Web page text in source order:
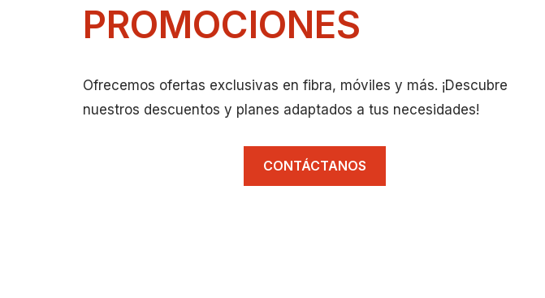
PROMOCIONES
Ofrecemos ofertas exclusivas en fibra, móviles y más. ¡Descubre
nuestros descuentos y planes adaptados a tus necesidades!
CONTÁCTANOS